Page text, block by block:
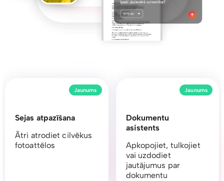
Dokumentu
asistents
Apkopojiet, tulkojiet
vai uzdodiet
jautājumus par
dokumentu
Jaunums
Sejas atpazīšana
Ātri atrodiet cilvēkus
fotoattēlos
Jaunums